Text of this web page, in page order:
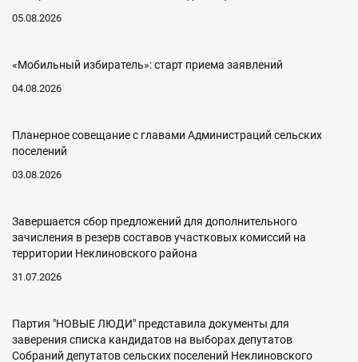
05.08.2026
«Мобильный избиратель»: старт приема заявлений
04.08.2026
Планерное совещание с главами Администраций сельских
поселений
03.08.2026
Завершается сбор предложений для дополнительного
зачисления в резерв составов участковых комиссий на
территории Неклиновского района
31.07.2026
Партия "НОВЫЕ ЛЮДИ" представила документы для
заверения списка кандидатов на выборах депутатов
Собраний депутатов сельских поселений Неклиновского